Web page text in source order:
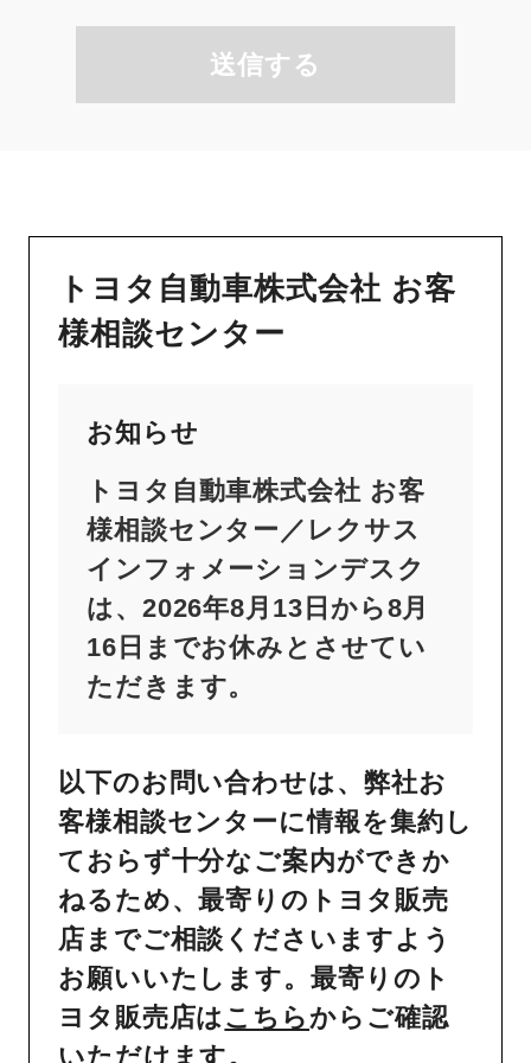
送信する
トヨタ自動車株式会社 お客
様相談センター
お知らせ
トヨタ自動車株式会社 お客
様相談センター／レクサス
インフォメーションデスク
は、2026年8月13日から8月
16日までお休みとさせてい
ただきます。
以下のお問い合わせは、弊社お
客様相談センターに情報を集約し
ておらず十分なご案内ができか
ねるため、最寄りのトヨタ販売
店までご相談くださいますよう
お願いいたします。最寄りのト
ヨタ販売店はこちら からご確認
いただけます。